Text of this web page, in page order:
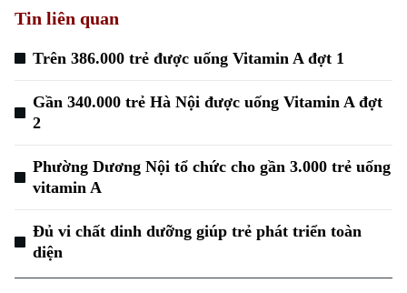
Xu hướng
Tin liên quan
Trên 386.000 trẻ được uống Vitamin A đợt 1
Gần 340.000 trẻ Hà Nội được uống Vitamin A đợt
2
Phường Dương Nội tổ chức cho gần 3.000 trẻ uống
vitamin A
Đủ vi chất dinh dưỡng giúp trẻ phát triển toàn
diện